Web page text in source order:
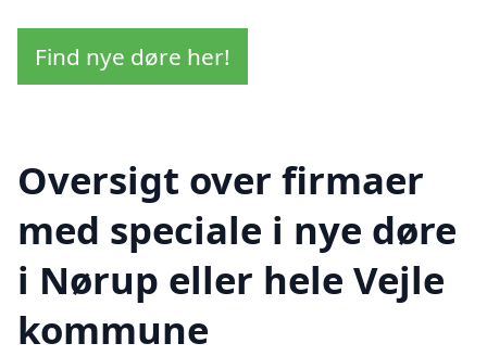
Find nye døre her!
Oversigt over firmaer
med speciale i nye døre
i Nørup eller hele Vejle
kommune